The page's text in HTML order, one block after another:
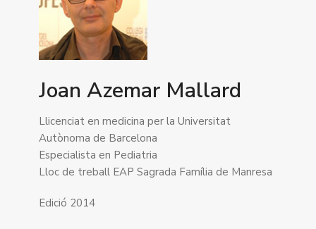
Joan Azemar Mallard
Llicenciat en medicina per la Universitat
Autònoma de Barcelona
Especialista en Pediatria
Lloc de treball EAP Sagrada Família de Manresa
Edició 2014